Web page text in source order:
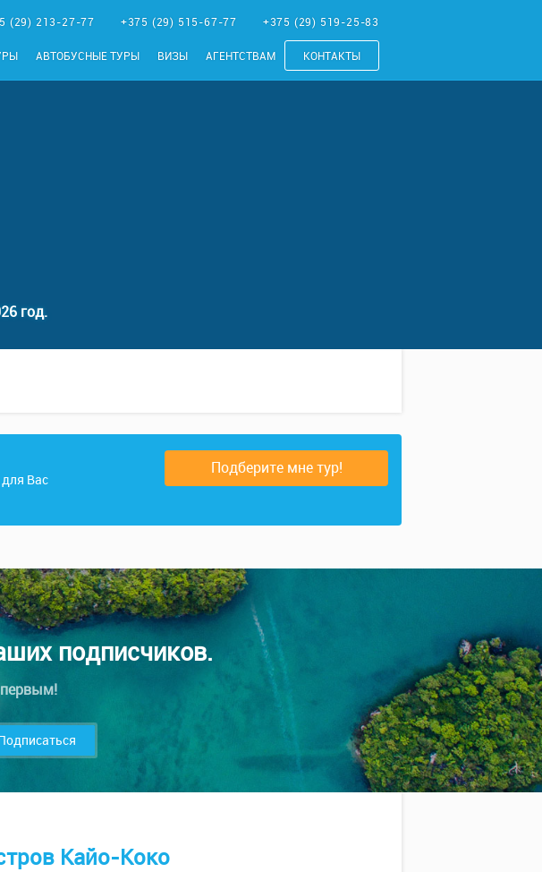
(29) 213-27-77 +375 (29) 515-67-77 +375 (29) 519-25-83
АВТОБУСНЫЕ ТУРЫ ВИЗЫ АГЕНТСТВАМ КОНТАКТЫ
год.
Вас
Подберите мне тур!
подписчиков.
Кайо-Коко